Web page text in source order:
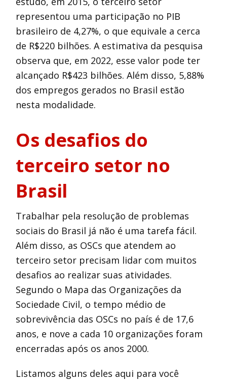
representou uma participação no PIB
brasileiro de 4,27%, o que equivale a cerca
de R$220 bilhões. A estimativa da pesquisa
observa que, em 2022, esse valor pode ter
alcançado R$423 bilhões. Além disso, 5,88%
dos empregos gerados no Brasil estão
nesta modalidade.
Os desafios do
terceiro setor no
Brasil
Trabalhar pela resolução de problemas
sociais do Brasil já não é uma tarefa fácil.
Além disso, as OSCs que atendem ao
terceiro setor precisam lidar com muitos
desafios ao realizar suas atividades.
Segundo o Mapa das Organizações da
Sociedade Civil, o tempo médio de
sobrevivência das OSCs no país é de 17,6
anos, e nove a cada 10 organizações foram
encerradas após os anos 2000.
Listamos alguns deles aqui para você